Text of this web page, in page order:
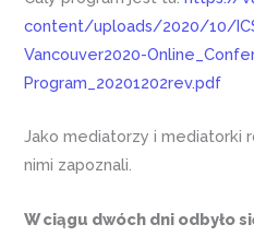
content/uploads/2020/10/
Vancouver2020-
Program_20201202rev.pdf
Jako mediatorzy i mediatorki
nimi zapoznali.
W ciągu dwóch dni odbyło